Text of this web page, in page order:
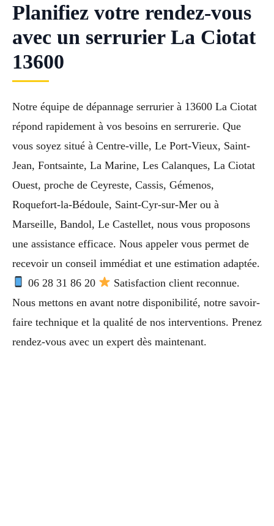
Planifiez votre rendez-vous
avec un serrurier La Ciotat
13600
Notre équipe de dépannage serrurier à 13600 La Ciotat
répond rapidement à vos besoins en serrurerie. Que
vous soyez situé à Centre-ville, Le Port-Vieux, Saint-
Jean, Fontsainte, La Marine, Les Calanques, La Ciotat
Ouest, proche de Ceyreste, Cassis, Gémenos,
Roquefort-la-Bédoule, Saint-Cyr-sur-Mer ou à
Marseille, Bandol, Le Castellet, nous vous proposons
une assistance efficace. Nous appeler vous permet de
recevoir un conseil immédiat et une estimation adaptée.
06 28 31 86 20
Satisfaction client reconnue.
Nous mettons en avant notre disponibilité, notre savoir-
faire technique et la qualité de nos interventions. Prenez
rendez-vous avec un expert dès maintenant.